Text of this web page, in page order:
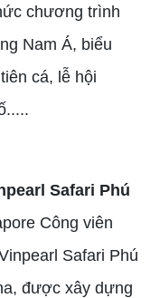
chương trình
Nam Á, biểu
cá, lễ hội
Safari Phú
Công viên
Safari Phú
được xây dựng